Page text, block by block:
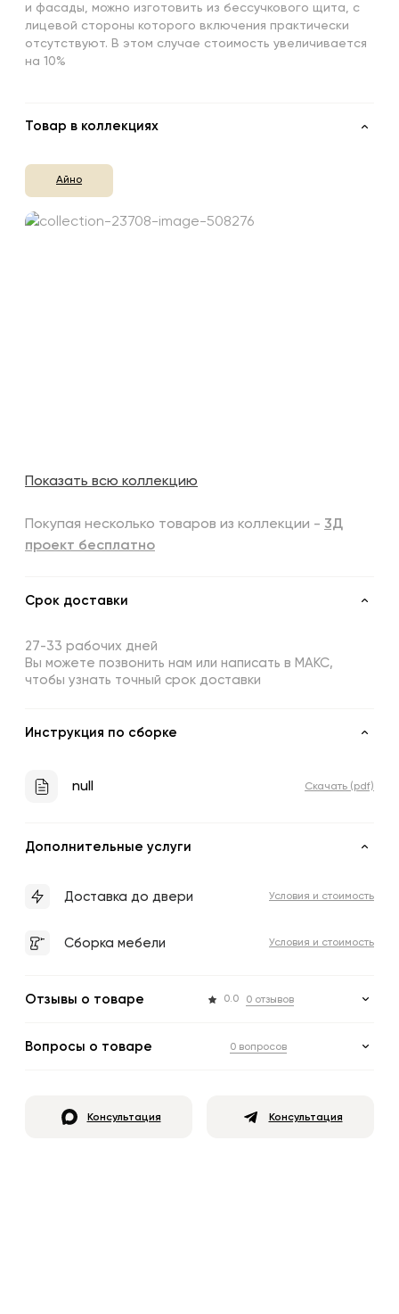
и фасады, можно изготовить из бессучкового щита, с
лицевой стороны которого включения практически
отсутствуют. В этом случае стоимость увеличивается
на 10%
Товар в коллекциях
Айно
Показать всю коллекцию
Покупая несколько товаров из коллекции - 3Д
проект бесплатно
Срок доставки
27-33 рабочих дней
Вы можете позвонить нам или написать в МАКС,
чтобы узнать точный срок доставки
Инструкция по сборке
null Скачать (pdf)
Дополнительные услуги
Доставка до двери Условия и стоимость
Сборка мебели Условия и стоимость
Отзывы о товаре 0.0 0 отзывов
Вопросы о товаре 0 вопросов
Консультация Консультация